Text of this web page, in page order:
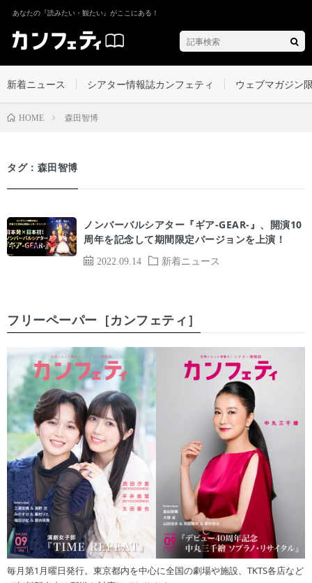
あなたの『読みたい・観たい』がここにある！
新着ニュース シアター情報誌カンフェティ ウェブマガジン
HOME 森⽥智博
タグ：森⽥智博
2022.09.14 新着ニュース
ノンバーバルシアター『ギア-GEAR-』、開演10
周年を記念して期間限定バージョンを上演！
フリーペーパー［カンフェティ］
毎月第1月曜日発行。東京都内を中心に全国の劇場や施設、TKTS各店など